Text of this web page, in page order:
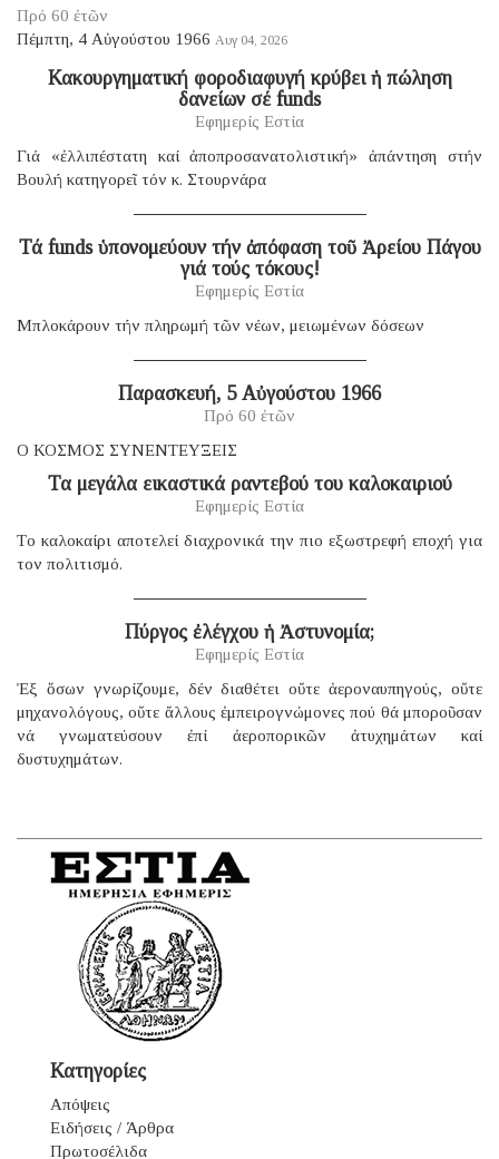
Πρό 60 ἐτῶν
Πέμπτη, 4 Αὐγούστου 1966 Αυγ 04, 2026
Κακουργηματική φοροδιαφυγή κρύβει ἡ πώληση
δανείων σέ funds
Εφημερίς Εστία
Γιά «ἐλλιπέστατη καί ἀποπροσανατολιστική» ἀπάντηση στήν
Βουλή κατηγορεῖ τόν κ. Στουρνάρα
Τά funds ὑπονομεύουν τήν ἀπόφαση τοῦ Ἀρείου Πάγου
γιά τούς τόκους!
Εφημερίς Εστία
Μπλοκάρουν τήν πληρωμή τῶν νέων, μειωμένων δόσεων
Παρασκευή, 5 Αὐγούστου 1966
Πρό 60 ἐτῶν
Ο ΚΟΣΜΟΣ ΣΥΝΕΝΤΕΥΞΕΙΣ
Τα μεγάλα εικαστικά ραντεβού του καλοκαιριού
Εφημερίς Εστία
Tο καλοκαίρι αποτελεί διαχρονικά την πιο εξωστρεφή εποχή για
τον πολιτισμό.
Πύργος ἐλέγχου ἡ Ἀστυνομία;
Εφημερίς Εστία
Ἐξ ὅσων γνωρίζουμε, δέν διαθέτει οὔτε ἀεροναυπηγούς, οὔτε
μηχανολόγους, οὔτε ἄλλους ἐμπειρογνώμονες πού θά μποροῦσαν
νά γνωματεύσουν ἐπί ἀεροπορικῶν ἀτυχημάτων καί
δυστυχημάτων.
Κατηγορίες
Απόψεις
Ειδήσεις / Άρθρα
Πρωτοσέλιδα